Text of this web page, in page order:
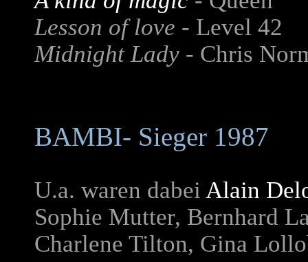
Lesson of love - Level 42
Midnight Lady - Chris
BAMBI- Sieger 1987
U.a. waren dabei Alain
Sophie Mutter, Bernhard
Charlene Tilton, Gina